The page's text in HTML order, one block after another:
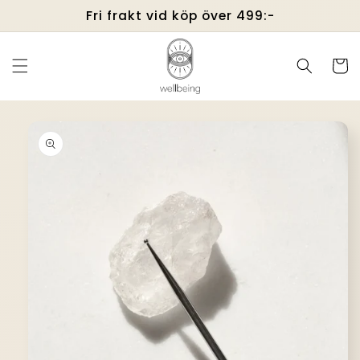
Fri frakt vid köp över 499:-